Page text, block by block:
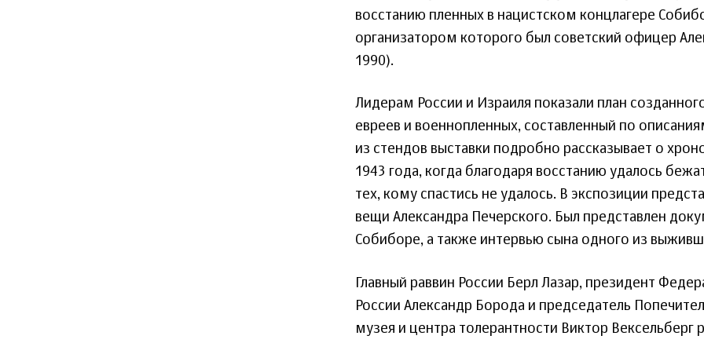
восстанию пленных в нацистском концлагере
организатором которого был советский офицер
1990).
Лидерам России и Израиля показали план
евреев и военнопленных, составленный по
из стендов выставки подробно рассказывает о
1943 года, когда благодаря восстанию удалось
тех, кому спастись не удалось. В экспозиции
вещи Александра Печерского. Был представлен
Собиборе, а также интервью сына одного из
Главный раввин России Берл Лазар, президент
России Александр Борода и председатель
музея и центра толерантности Виктор Вексельберг